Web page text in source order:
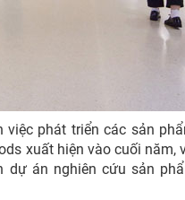
phát triển các sản
xuất hiện vào cuối năm,
dự án nghiên cứu sản